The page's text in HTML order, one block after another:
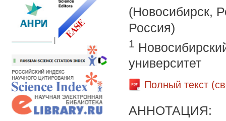
(Новосибирск,
Россия)
1
университет
Полный текст
АННОТАЦИЯ: